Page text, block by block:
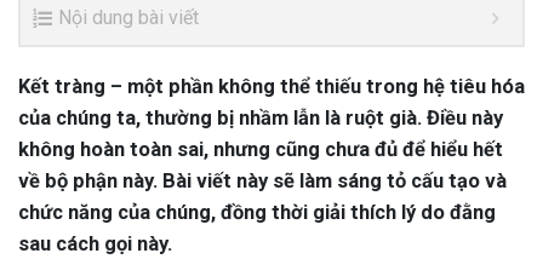
Nội dung bài viết
Kết tràng – một phần không thể thiếu trong hệ tiêu hóa
của chúng ta, thường bị nhầm lẫn là ruột già. Điều này
không hoàn toàn sai, nhưng cũng chưa đủ để hiểu hết
về bộ phận này. Bài viết này sẽ làm sáng tỏ cấu tạo và
chức năng của chúng, đồng thời giải thích lý do đằng
sau cách gọi này.